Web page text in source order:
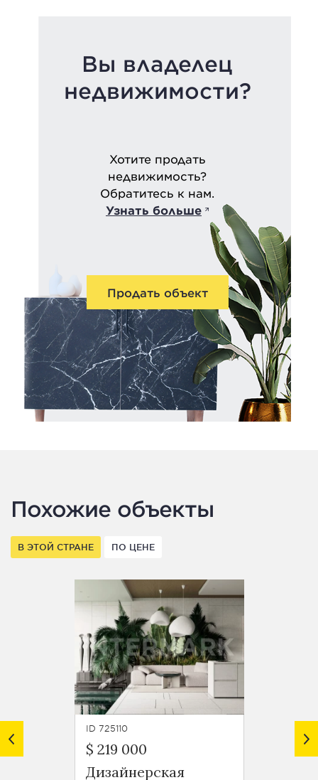
Вы владелец
недвижимости?
Хотите продать
недвижимость?
Обратитесь к нам.
Узнать больше
Продать объект
Похожие объекты
В ЭТОЙ СТРАНЕ ПО ЦЕНЕ
ID 725110
$ 219 000
Дизайнерская
$